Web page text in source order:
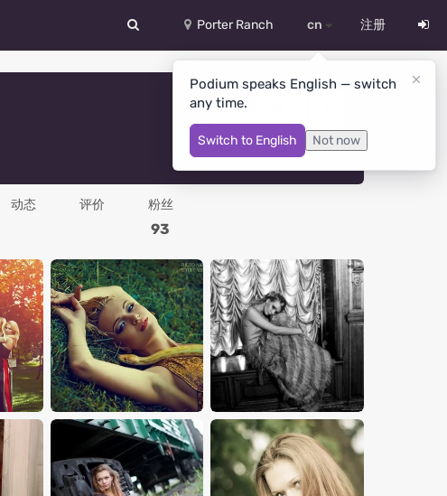
Porter Ranch cn
English
Español
Український
注册
Podium speaks English — switch
any time.
Switch to English Not now
你的消息
动态 评价 粉丝
93